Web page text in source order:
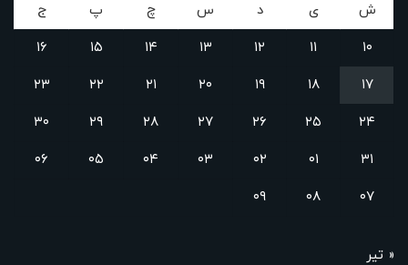
ش ی د س چ پ
ج
۱۰
۱۱ ۱۲ ۱۳ ۱۴ ۱۵
۱۶
۱۷
۱۸ ۱۹ ۲۰ ۲۱ ۲۲
۲۳
۲۴
۲۵ ۲۶ ۲۷ ۲۸ ۲۹
۳۰
۳۱
۰۱ ۰۲ ۰۳ ۰۴ ۰۵
۰۶
۰۷
۰۸ ۰۹
« تیر